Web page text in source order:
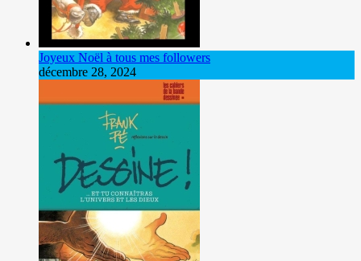
Joyeux Noël à tous mes followers
décembre 28, 2024